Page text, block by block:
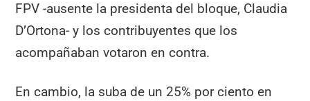
FPV -ausente la presidenta del bloque, Claudia
D’Ortona- y los contribuyentes que los
acompañaban votaron en contra.
En cambio, la suba de un 25% por ciento en